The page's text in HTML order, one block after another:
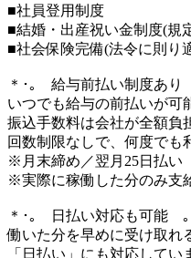
■社員登用制度
■結婚・出産祝い金制度(規
■社会保険完備(法令に則り
＊･｡ 給与前払い制度あり
いつでも給与の前払いが可
振込手数料は会社が全額
回数制限なしで、何度でも
※月末締め／翌月25日払い
※実際に稼働した分のみ支
＊･｡ 日払い対応も可能 ｡
働いた分を早めに受け取れ
「日払い」にも対応してい